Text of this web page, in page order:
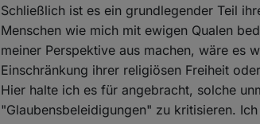
Schließlich ist es ein grundlegender Teil
Menschen wie mich mit ewigen Qualen
meiner Perspektive aus machen, wäre es
Einschränkung ihrer religiösen Freiheit
Hier halte ich es für angebracht, solche
"Glaubensbeleidigungen" zu kritisieren.